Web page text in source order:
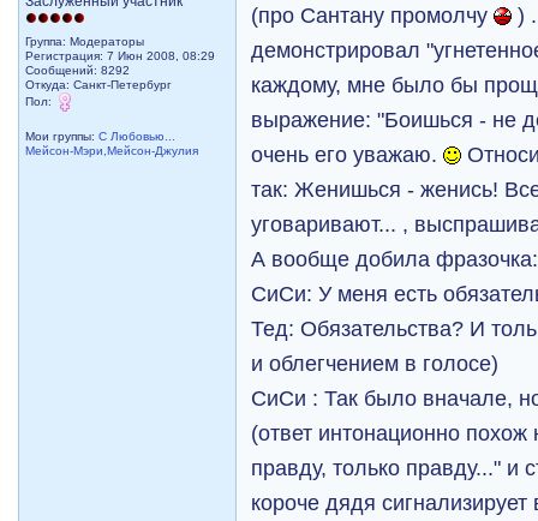
Группа: Модераторы
Регистрация: 7 Июн 2008, 08:29
Сообщений: 8292
Откуда: Санкт-Петербург
Пол:
Мои группы:С Любовью...
Мейсон-Мэри,Мейсон-Джулия
(про Сантану промолчу
)
демонстрировал
каждому, мне было бы
выражение: "Боишься - не
очень его уважаю.
так: Женишься - женись!
уговаривают... ,
А вообще добила фразочка:
СиСи: У меня есть
Тед: Обязательства? И
и облегчением в голосе)
СиСи : Так было вначале,
(ответ интонационно
правду, только правду..." и
короче дядя